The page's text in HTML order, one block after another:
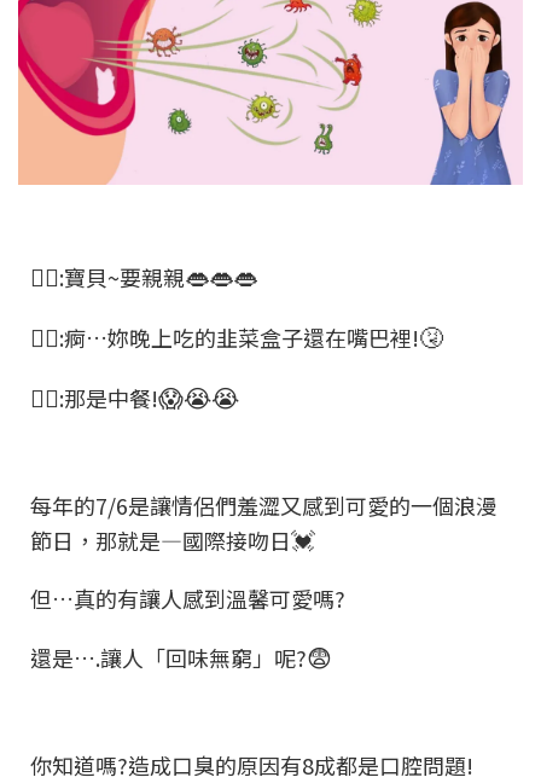
🙎‍♀️:寶貝~要親親👄👄👄
🙎‍♂️:痾…妳晚上吃的韭菜盒子還在嘴巴裡!🤧
🙎‍♀️:那是中餐!😱😭😭
每年的7/6是讓情侶們羞澀又感到可愛的一個浪漫
節日，那就是—國際接吻日💓
但…真的有讓人感到溫馨可愛嗎?
還是….讓人「回味無窮」呢?😨
你知道嗎?造成口臭的原因有8成都是口腔問題!